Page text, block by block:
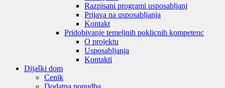
Razpisani programi usposabljanj
Prijava na usposabljanja
Kontakt
Pridobivanje temeljnih poklicnih kompetenc
O projektu
Usposabljanja
Kontakti
Dijaški dom
Cenik
Dodatna ponudba